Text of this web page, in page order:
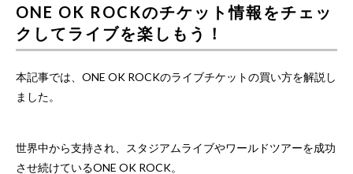
ONE OK ROCKのチケット情報をチェッ
クしてライブを楽しもう！
本記事では、ONE OK ROCKのライブチケットの買い方を解説し
ました。
世界中から支持され、スタジアムライブやワールドツアーを成功
させ続けているONE OK ROCK。